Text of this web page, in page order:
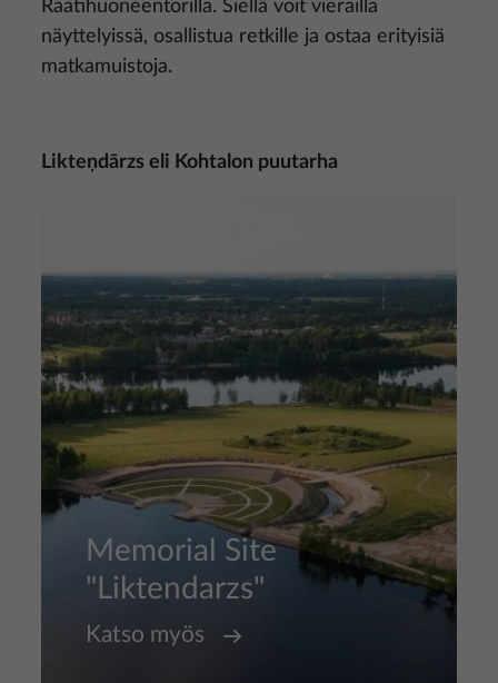
Raatihuoneentorilla. Siellä voit vierailla
näyttelyissä, osallistua retkille ja ostaa erityisiä
matkamuistoja.
Likteņdārzs eli Kohtalon puutarha
Memorial Site
"Liktendarzs"
Katso myös